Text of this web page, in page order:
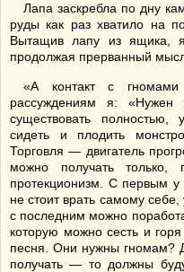
Лапа заскребла по дну
руды как раз хватило на
Вытащив лапу из ящика, я
продолжая прерванный
«А контакт с
рассуждениям я:
существовать полностью,
сидеть и плодить
Торговля — двигатель
можно получать только,
протекционизм. С первым
не стоит врать самому
с последним можно
которую можно сесть и
песня. Они нужны гномам?
получать — то должны